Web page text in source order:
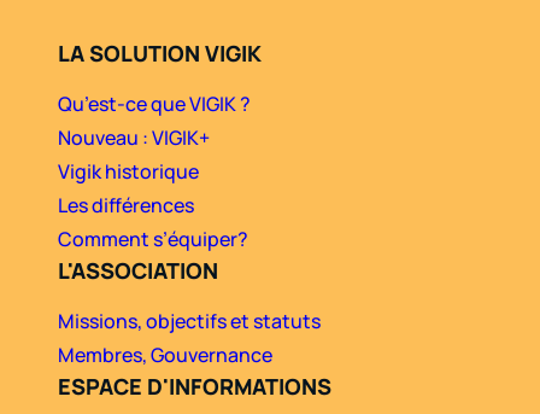
LA SOLUTION VIGIK
Qu’est-ce que VIGIK ?
Nouveau : VIGIK+
Vigik historique
Les différences
Comment s’équiper?
L'ASSOCIATION
Missions, objectifs et statuts
Membres, Gouvernance
ESPACE D'INFORMATIONS